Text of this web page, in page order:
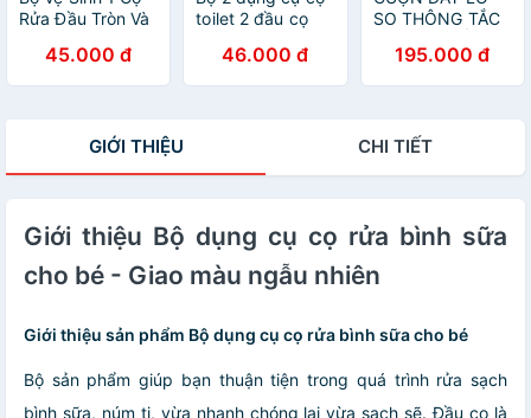
Rửa Đầu Tròn Và
Vuông Chà Rửa
Bồn Cầu Toalet +
45.000 đ
toilet 2 đầu cọ
46.000 đ
SO THÔNG TẮC
CỐNG THOÁT
NƯỚC GIA ĐÌNH
195.000 đ
GIỚI THIỆU CHI TIẾT
Giới thiệu Bộ dụng cụ cọ rửa bình sữa
cho bé - Giao màu ngẫu nhiên
Giới thiệu sản phẩm Bộ dụng cụ cọ rửa bình sữa cho bé
Bộ sản phẩm giúp bạn thuận tiện trong quá trình rửa sạch
bình sữa, núm ti, vừa nhanh chóng lại vừa sạch sẽ. Đầu cọ là